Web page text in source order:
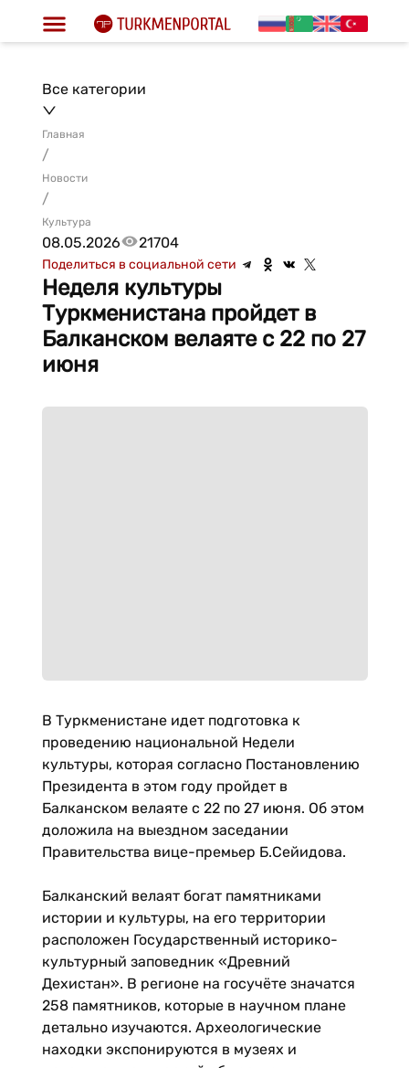
Все категории
Главная
/
Новости
/
Культура
08.05.2026 21704
Поделиться в социальной сети
Неделя культуры
Туркменистана пройдет в
Балканском велаяте с 22 по 27
июня
В Туркменистане идет подготовка к
проведению национальной Недели
культуры, которая согласно Постановлению
Президента в этом году пройдет в
Балканском велаяте с 22 по 27 июня. Об этом
доложила на выездном заседании
Правительства вице-премьер Б.Сейидова.
Балканский велаят богат памятниками
истории и культуры, на его территории
расположен Государственный историко-
культурный заповедник «Древний
Дехистан». В регионе на госучёте значатся
258 памятников, которые в научном плане
детально изучаются. Археологические
находки экспонируются в музеях и